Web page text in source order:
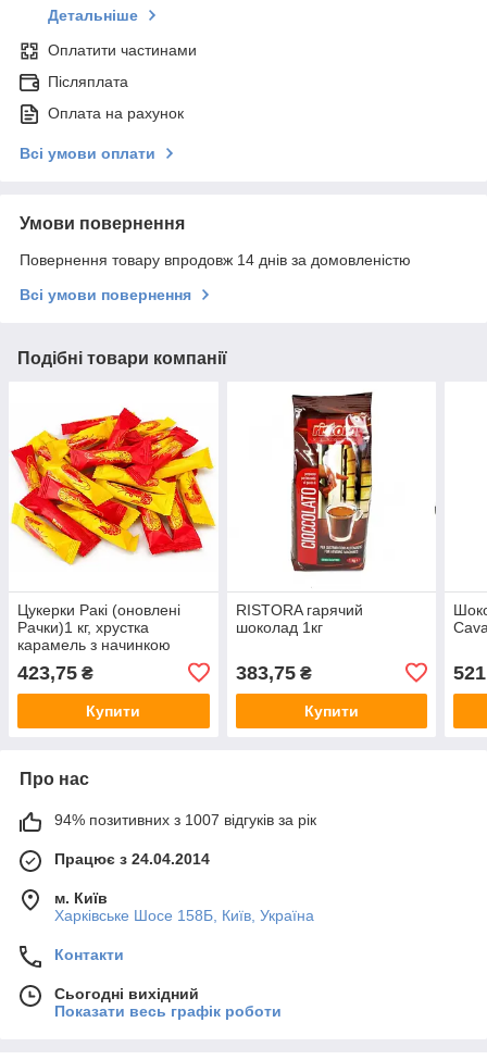
Детальніше
Оплатити частинами
Післяплата
Оплата на рахунок
Всі умови оплати
Умови повернення
Повернення товару впродовж 14 днів за домовленістю
Всі умови повернення
Подібні товари компанії
Цукерки Ракі (оновлені
Рачки)1 кг, хрустка
карамель з начинкою
423,75 ₴
Купити
RISTORA гарячий
шоколад 1кг
383,75₴
Купити
Про нас
94% позитивних з 1007 відгуків за рік
Працює з 24.04.2014
м. Київ
Харківське Шосе 158Б, Київ, Україна
Контакти
Сьогодні вихідний
Показати весь графік роботи